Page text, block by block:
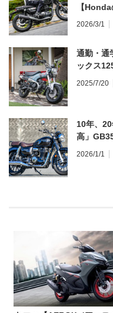
【
ンプレ・
2026/3/1
通勤・通
ックス
2025/7/20
10年、
高」
2026/1/1